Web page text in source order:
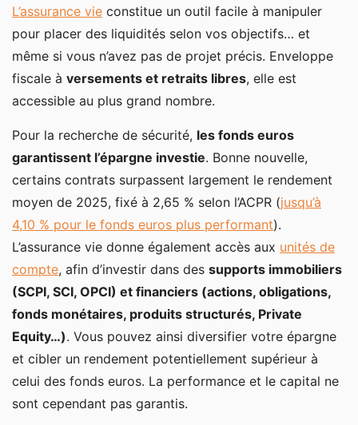
L’assurance vie constitue un outil facile à manipuler
pour placer des liquidités selon vos objectifs… et
même si vous n’avez pas de projet précis. Enveloppe
fiscale à versements et retraits libres, elle est
accessible au plus grand nombre.
Pour la recherche de sécurité, les fonds euros
garantissent l’épargne investie. Bonne nouvelle,
certains contrats surpassent largement le rendement
moyen de 2025, fixé à 2,65 % selon l’ACPR (jusqu’à
4,10 % pour le fonds euros plus performant).
L’assurance vie donne également accès aux unités de
compte, afin d’investir dans des supports immobiliers
(SCPI, SCI, OPCI) et financiers (actions, obligations,
fonds monétaires, produits structurés, Private
Equity…). Vous pouvez ainsi diversifier votre épargne
et cibler un rendement potentiellement supérieur à
celui des fonds euros. La performance et le capital ne
sont cependant pas garantis.